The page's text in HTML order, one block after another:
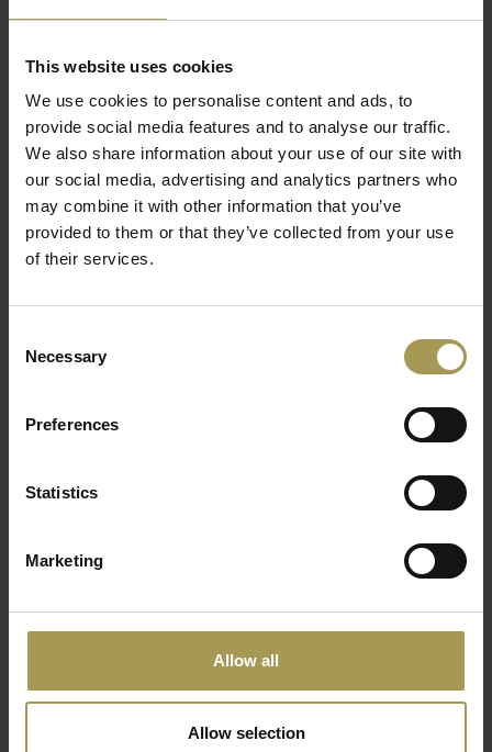
This website uses cookies
We use cookies to personalise content and ads, to
provide social media features and to analyse our traffic.
We also share information about your use of our site with
our social media, advertising and analytics partners who
may combine it with other information that you’ve
provided to them or that they’ve collected from your use
of their services.
Selection
Necessary
Preferences
Statistics
Marketing
Allow all
Allow selection
Kortom, Abel is met zijn stoere ontwerp een echte aanwinst
in ieder interieur!
Deze lage houten tafel is universeel
inzetbaar:
zowel op kantoor, een beurs, thuis of in uw Horeca-
zaak(hotel-restaurant-café). De Jon houten tafeltjes zijn
nooit 100% gelijkaardig omdat ze van mangohout werden
Bovendien zijn deze lage bijzettafels op
voorraad en kunnen ze snel uitgeleverd
Kick Collection biedt originele designmeubelen aan van hoge
kwaliteit voor een eerlijke prijs! Kick collection biedt
Gerelateerde producten